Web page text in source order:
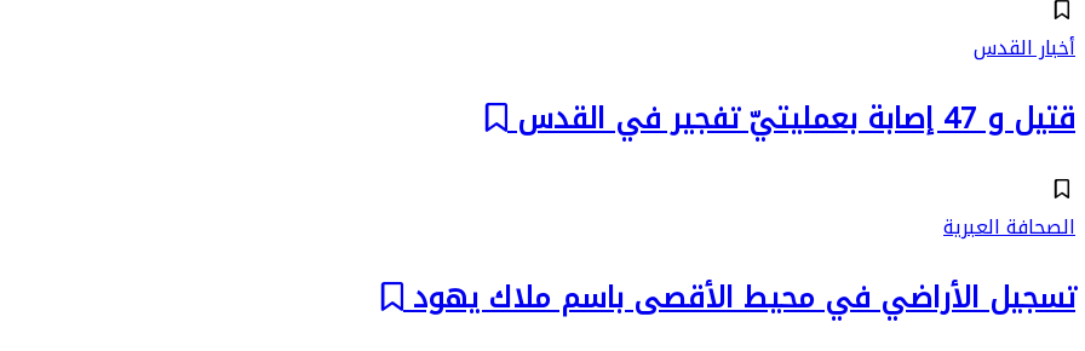
أخبار القدس
قتيل و 47 إصابة بعمليتيّ تفجير في القدس
الصحافة العبرية
تسجيل الأراضي في محيط الأقصى باسم ملاك يهود